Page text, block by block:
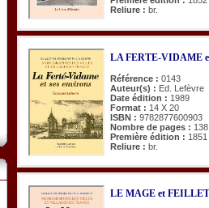
Reliure : br.
LA FERTE-VIDAME
Référence : 0143
Auteur(s) : Ed. Lefèvre
Date édition : 1989
Format : 14 X 20
ISBN : 9782877600903
Nombre de pages : 138
Première édition : 1851
Reliure : br.
LE MAGE et FEILLET